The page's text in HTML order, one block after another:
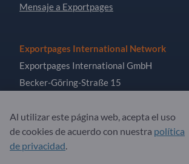
Mensaje a Exportpages
Exportpages International Network
Exportpages International GmbH
Becker-Göring-Straße 15
Germany
Al utilizar este página web, acepta el uso
de cookies de acuerdo con nuestra política
de privacidad.